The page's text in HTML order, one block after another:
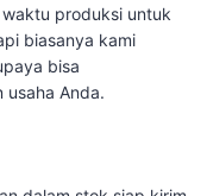
produksi untuk
biasanya kami
bisa
usaha Anda.